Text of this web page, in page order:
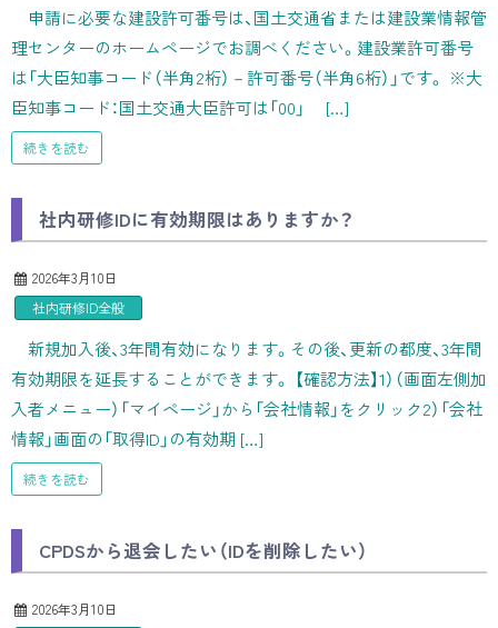
申請に必要な建設許可番号は、国土交通省または建設業情報管
理センターのホームページでお調べください。建設業許可番号
は「大臣知事コード（半角2桁）－許可番号（半角6桁）」です。 ※大
臣知事コード：国土交通大臣許可は「00」 […]
続きを読む
社内研修IDに有効期限はありますか？
2026年3月10日
社内研修ID全般
新規加入後、3年間有効になります。その後、更新の都度、3年間
有効期限を延長することができます。 【確認方法】1）（画面左側加
入者メニュー）「マイページ」から「会社情報」をクリック2）「会社
情報」画面の「取得ID」の有効期 […]
続きを読む
CPDSから退会したい（IDを削除したい）
2026年3月10日